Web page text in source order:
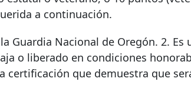
a continuación.
Guardia Nacional de Oregón. 2. Es
o liberado en condiciones
certificación que demuestra que